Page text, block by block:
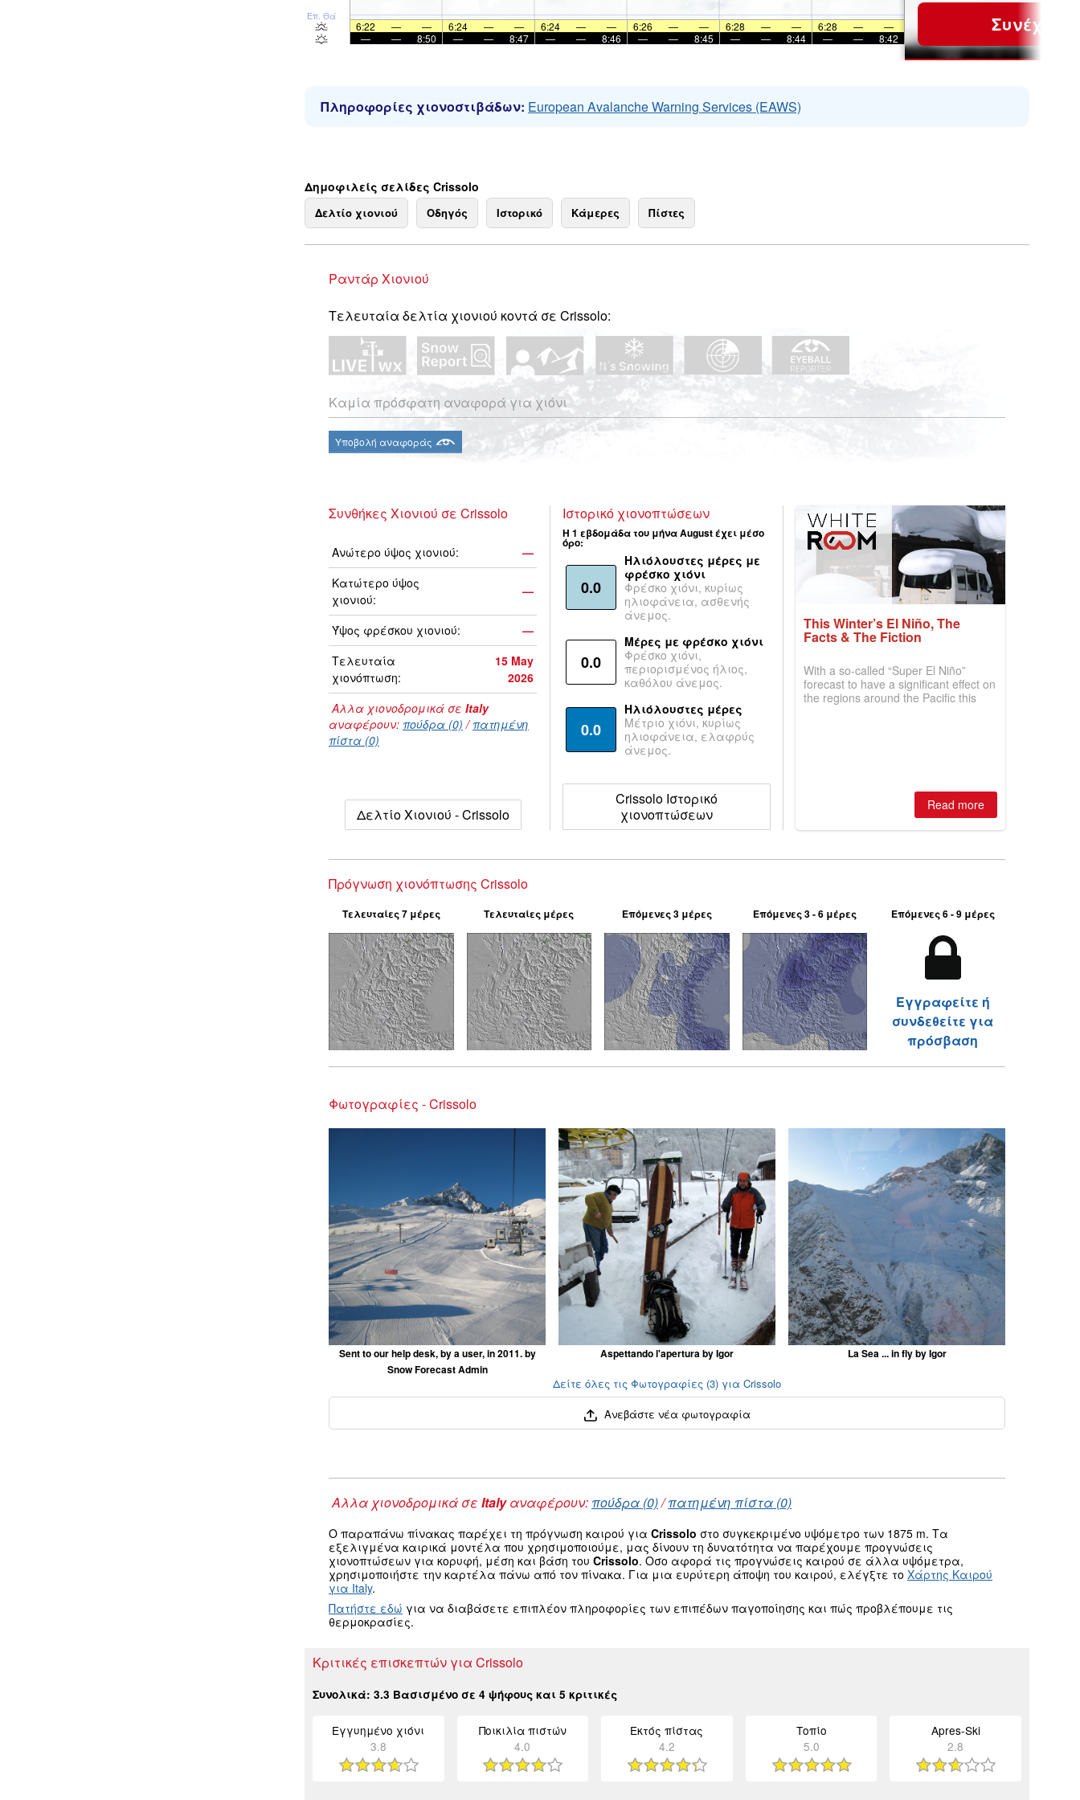
Επ. Θάλ
6:22 — — 6:24 — — 6:24 — — 6:26 — — 6:28 — — 6:28 —
—
—
— 8:50 — — 8:47 — — 8:46 — — 8:45 — — 8:44 — — 8:42
Συνέχεια
Πληροφορίες χιονοστιβάδων: European Avalanche Warning Services (EAWS)
Δημοφιλείς σελίδες Crissolo
Δελτίο χιονιού Οδηγός Ιστορικό Κάμερες Πίστες
Ραντάρ Χιονιού
Τελευταία δελτία χιονιού κοντά σε Crissolo:
Καμία πρόσφατη αναφορά για χιόνι
Υποβολή αναφοράς
Συνθήκες Χιονιού σε Crissolo
Ανώτερο ύψος χιονιού:
—
Κατώτερο ύψος
χιονιού:
—
Ύψος φρέσκου χιονιού:
—
Τελευταία
χιονόπτωση:
15 May
2026
Αλλα χιονοδρομικά σε Italy
αναφέρουν: πούδρα (0) /πατημένη
πίστα (0)
Δελτίο Χιονιού - Crissolo
Ιστορικό χιονοπτώσεων
Η 1 εβδομάδα του μήνα August έχει μέσο
όρο:
0.0
Ηλιόλουστες μέρες με
φρέσκο χιόνι
Φρέσκο χιόνι, κυρίως
ηλιοφάνεια, ασθενής
άνεμος.
0.0
Μέρες με φρέσκο χιόνι
Φρέσκο χιόνι,
περιορισμένος ήλιος,
καθόλου άνεμος.
0.0
Ηλιόλουστες μέρες
Μέτριο χιόνι, κυρίως
ηλιοφάνεια, ελαφρύς
άνεμος.
Crissolo Ιστορικό
χιονοπτώσεων
This Winter’s El Niño, The
Facts & The Fiction
With a so-called “Super El Niño”
forecast to have a significant effect on
the regions around the Pacific this
Read more
Πρόγνωση χιονόπτωσης Crissolo
Τελευταίες 7 μέρες Τελευταίες μέρες Επόμενες 3 μέρες Επόμενες 3 - 6 μέρες Επόμενες 6 - 9 μέρες
Εγγραφείτε ή
συνδεθείτε για
πρόσβαση
Φωτογραφίες - Crissolo
Sent to our help desk, by a user, in 2011. by
Snow Forecast Admin
Aspettando l'apertura by Igor La Sea ... in fly by Igor
Δείτε όλες τις Φωτογραφίες (3) για Crissolo
Ανεβάστε νέα φωτογραφία
Αλλα χιονοδρομικά σε Italyαναφέρουν: πούδρα (0)/πατημένη πίστα (0)
Ο παραπάνω πίνακας παρέχει τη πρόγνωση καιρού για Crissolo στο συγκεκριμένο υψόμετρο των 1875 m. Τα
εξελιγμένα καιρικά μοντέλα που χρησιμοποιούμε, μας δίνουν τη δυνατότητα να παρέχουμε προγνώσεις
χιονοπτώσεων για κορυφή, μέση και βάση του Crissolo. Οσο αφορά τις προγνώσεις καιρού σε άλλα υψόμετρα,
χρησιμοποιήστε την καρτέλα πάνω από τον πίνακα. Για μια ευρύτερη άποψη του καιρού, ελέγξτε το Χάρτης Καιρού
για Italy.
Πατήστε εδώ για να διαβάσετε επιπλέον πληροφορίες των επιπέδων παγοποίησης και πώς προβλέπουμε τις
θερμοκρασίες.
Κριτικές επισκεπτών για Crissolo
Συνολικά: 3.3 Βασισμένο σε 4 ψήφους και 5 κριτικές
Εγγυημένο χιόνι
3.8
Ποικιλία πιστών
4.0
Εκτός πίστας
4.2
Τοπίο
5.0
Apres-Ski
2.8